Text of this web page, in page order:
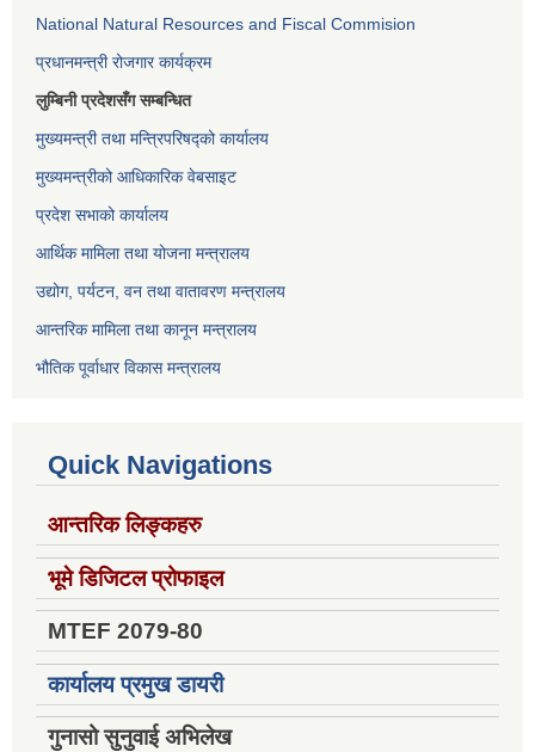
National Natural Resources and Fiscal Commision
प्रधानमन्त्री रोजगार कार्यक्रम
लुम्बिनी प्रदेशसँग सम्बन्धित
मुख्यमन्त्री तथा मन्त्रिपरिषद्को कार्यालय
मुख्यमन्त्रीको आधिकारिक वेबसाइट
प्रदेश सभाको कार्यालय
आर्थिक मामिला तथा योजना मन्त्रालय
उद्योग, पर्यटन, वन तथा वातावरण मन्त्रालय
आन्तरिक मामिला तथा कानून मन्त्रालय
भौतिक पूर्वाधार विकास मन्त्रालय
Quick Navigations
आन्तरिक लिङ्कहरु
भूमे डिजिटल प्रोफाइल
MTEF 2079-80
कार्यालय प्रमुख डायरी
गुनासो सुनुवाई अभिलेख